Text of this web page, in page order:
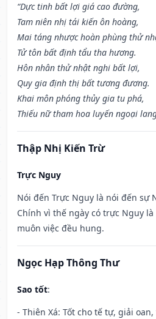
“Dực tinh bất lợi giá cao đường,
Tam niên nhị tái kiến ôn hoàng,
Mai táng nhược hoàn phùng thử
Tử tôn bất định tẩu tha hương.
Hôn nhân thử nhật nghi bất lợi,
Quy gia định thị bất tương đương.
Khai môn phóng thủy gia tu phá,
Thiếu nữ tham hoa luyến ngoại
Thập Nhị Kiến Trừ
Trực Nguy
Nói đến Trực Nguy là nói đến sự
Chính vì thế ngày có trực Nguy
muôn việc đều hung.
Ngọc Hạp Thông Thư
Sao tốt:
- Thiên Xá: Tốt cho tế tự, giải